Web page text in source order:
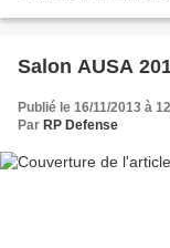
Salon AUSA
Publié le 16/11/2013 à
Par RP Defense